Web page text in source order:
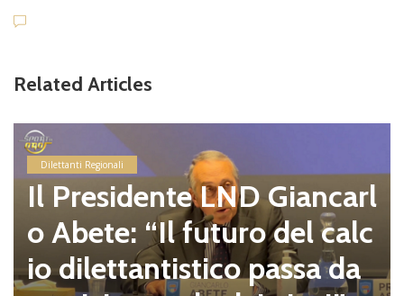
Related Articles
Dilettanti Regionali
Il Presidente LND Giancarl
o Abete: “Il futuro del calc
io dilettantistico passa da